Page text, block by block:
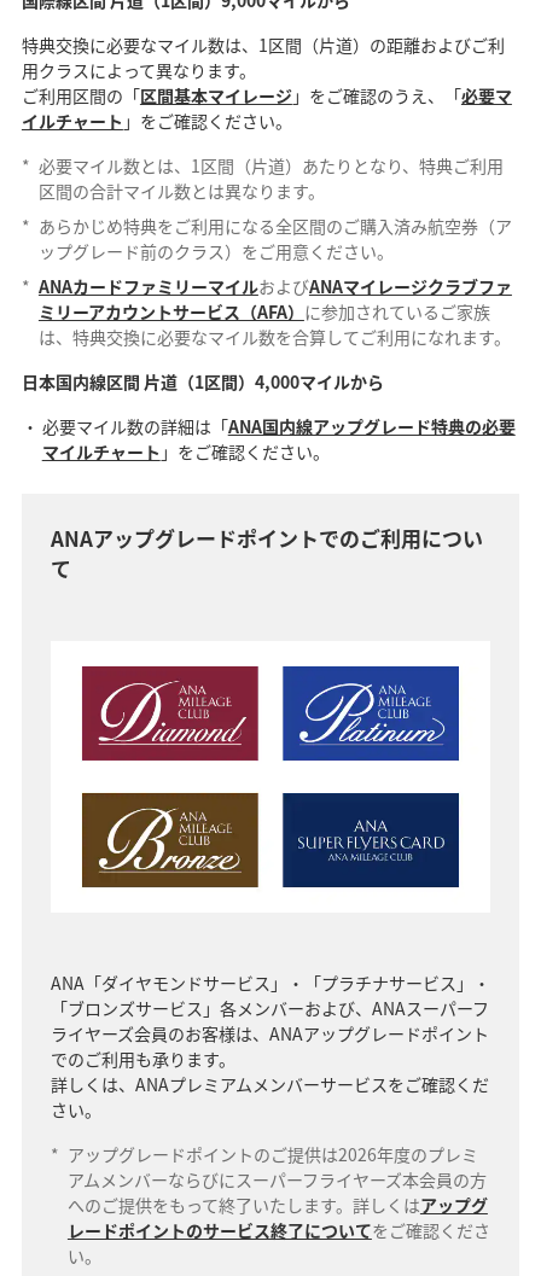
特典交換に必要なマイル数は、1区間（片道）の距離およびご利
用クラスによって異なります。
ご利用区間の「区間基本マイレージ」をご確認のうえ、「必要マ
イルチャート 」をご確認ください。
* 必要マイル数とは、1区間（片道）あたりとなり、特典ご利用
区間の合計マイル数とは異なります。
* あらかじめ特典をご利用になる全区間のご購入済み航空券（ア
ップグレード前のクラス）をご用意ください。
* ANAカードファミリーマイルおよびANAマイレージクラブファ
ミリーアカウントサービス（AFA） に参加されているご家族
は、特典交換に必要なマイル数を合算してご利用になれます。
日本国内線区間 片道（1区間）4,000マイルから
必要マイル数の詳細は「ANA国内線アップグレード特典の必要
マイルチャート 」をご確認ください。
ANAアップグレードポイントでのご利用につい
て
ANA「ダイヤモンドサービス」・「プラチナサービス」・
「ブロンズサービス」各メンバーおよび、ANAスーパーフ
ライヤーズ会員のお客様は、ANAアップグレードポイント
でのご利用も承ります。
詳しくは、ANAプレミアムメンバーサービスをご確認くだ
さい。
* アップグレードポイントのご提供は2026年度のプレミ
アムメンバーならびにスーパーフライヤーズ本会員の方
へのご提供をもって終了いたします。詳しくはアップグ
レードポイントのサービス終了についてをご確認くださ
い。